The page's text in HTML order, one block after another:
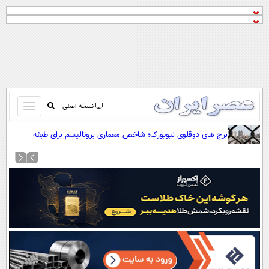
نسخه اصلی
باز
و
کردن
منو
صفحه اول
نظرسنجی
آب و هوا
سواد زندگی
برج های دوقلوی نیویورک؛ شاخص معماری بروتالیسم برای طبقه